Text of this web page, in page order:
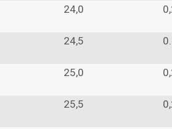
24,0
24,5
25,0
25,5